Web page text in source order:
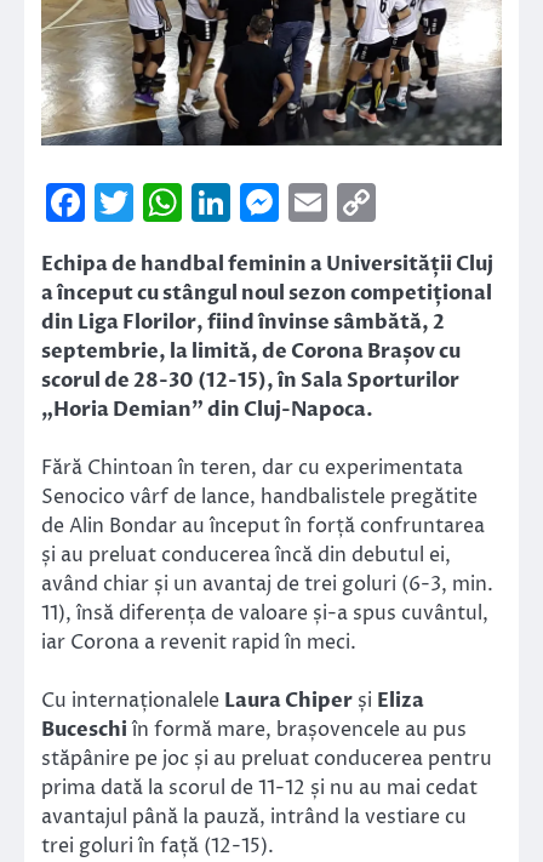
Facebook
Twitter
WhatsApp
LinkedIn
Messenger
Email
Link
Echipa de handbal feminin a Universității Cluj
a început cu stângul noul sezon competițional
din Liga Florilor, fiind învinse sâmbătă, 2
septembrie, la limită, de Corona Brașov cu
scorul de 28-30 (12-15), în Sala Sporturilor
„Horia Demian” din Cluj-Napoca.
Fără Chintoan în teren, dar cu experimentata
Senocico vârf de lance, handbalistele pregătite
de Alin Bondar au început în forță confruntarea
și au preluat conducerea încă din debutul ei,
având chiar și un avantaj de trei goluri (6-3, min.
11), însă diferența de valoare și-a spus cuvântul,
iar Corona a revenit rapid în meci.
Cu internaționalele Laura Chiper și Eliza
Buceschiîn formă mare, brașovencele au pus
stăpânire pe joc și au preluat conducerea pentru
prima dată la scorul de 11-12 și nu au mai cedat
avantajul până la pauză, intrând la vestiare cu
trei goluri în față (12-15).